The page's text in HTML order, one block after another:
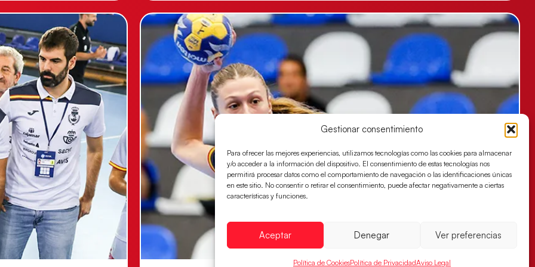
Gestionar consentimiento
Para ofrecer las mejores experiencias, utilizamos tecnologías como las cookies para almacenar
y/o acceder a la información del dispositivo. El consentimiento de estas tecnologías nos
permitirá procesar datos como el comportamiento de navegación o las identificaciones únicas
en este sitio. No consentir o retirar el consentimiento, puede afectar negativamente a ciertas
características y funciones.
Aceptar Denegar Ver preferencias
Política de CookiesPolítica de PrivacidadAviso Legal